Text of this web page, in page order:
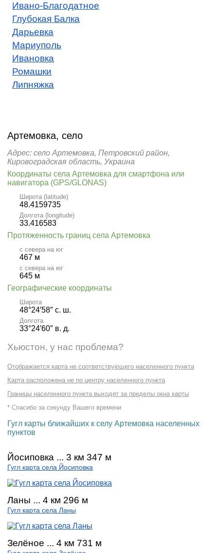
Ивано-Благодатное
Глубокая Балка
Дарьевка
Мариуполь
Ивановка
Ромашки
Липняжка
Артемовка, село
Адрес: село Артемовка, Петровский район,
Кировоградская область, Украина
Координаты села Артемовка для смартфона или
навигатора (GPS/GLONAS)
Широта (latitude)
48.4159735
Долгота (longitude)
33.416583
Протяженность границ села Артемовка
с севера на юг
467 м
с севера на юг
645 м
Географические координаты
Широта
48°24′58″ с. ш.
Долгота
33°24′60″ в. д.
Хьюстон, у нас проблема?
Отображается карта не соответствующего населенного пункта
Карта расположена не по центру населенного пункта
Границы населенного пункта выходят за пределы окна карты
* Спасибо за секунду Вашего времени
Гугл карты ближайших к селу Артемовка населенных
пунктов
Йосиповка ... 3 км 347 м
Гугл карта села Йосиповка
Ланы ... 4 км 296 м
Гугл карта села Ланы
Зелёное ... 4 км 731 м